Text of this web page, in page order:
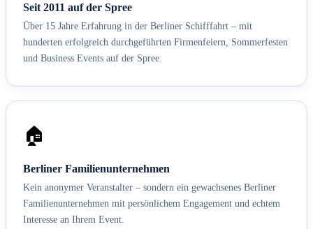
Seit 2011 auf der Spree
Über 15 Jahre Erfahrung in der Berliner Schifffahrt – mit
hunderten erfolgreich durchgeführten Firmenfeiern, Sommerfesten
und Business Events auf der Spree.
🏠
Berliner Familienunternehmen
Kein anonymer Veranstalter – sondern ein gewachsenes Berliner
Familienunternehmen mit persönlichem Engagement und echtem
Interesse an Ihrem Event.